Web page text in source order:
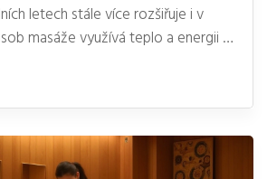
letech stále více rozšiřuje i v
masáže využívá teplo a energii z
uvolnil tělo a zklidnil mysl.
jak tato masážní technika může
snižovat stres a podporovat